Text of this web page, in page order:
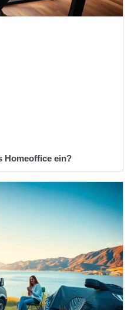
Homeoffice ein?